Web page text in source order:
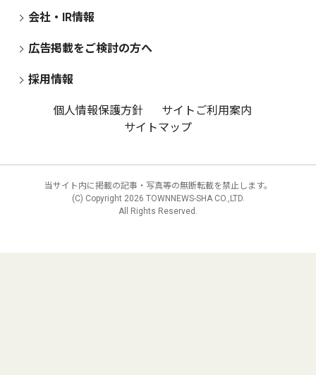
会社・IR情報
広告掲載をご検討の方へ
採用情報
個人情報保護方針
サイトご利用案内
サイトマップ
当サイト内に掲載の記事・写真等の無断転載を禁止します。
(C) Copyright 2026 TOWNNEWS-SHA CO.,LTD.
All Rights Reserved.